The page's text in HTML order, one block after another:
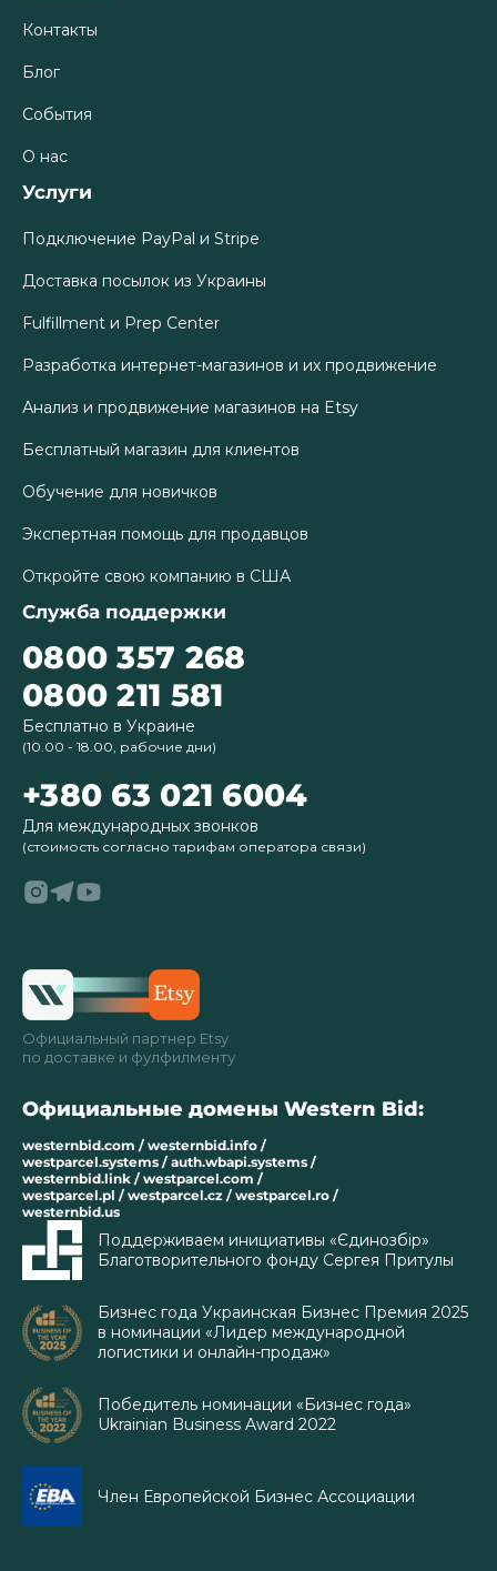
Контакты
Блог
События
О нас
Услуги
Подключение PayPal и Stripe
Доставка посылок из Украины
Fulfillment и Prep Center
Разработка интернет-магазинов и их продвижение
Анализ и продвижение магазинов на Etsy
Бесплатный магазин для клиентов
Обучение для новичков
Экспертная помощь для продавцов
Откройте свою компанию в США
Служба поддержки
0800 357 268
0800 211 581
Бесплатно в Украине
(10.00 - 18.00, рабочие дни)
+380 63 021 6004
Для международных звонков
(стоимость согласно тарифам оператора связи)
Официальный партнер Etsy
по доставке и фулфилменту
Официальные домены Western Bid:
westernbid.com / westernbid.info /
westparcel.systems / auth.wbapi.systems /
westernbid.link / westparcel.com /
westparcel.pl / westparcel.cz / westparcel.ro /
westernbid.us
Поддерживаем инициативы «Єдинозбір»
Благотворительного фонду Сергея Притулы
Бизнес года Украинская Бизнес Премия 2025
в номинации «Лидер международной
логистики и онлайн-продаж»
Победитель номинации «Бизнес года»
Ukrainian Business Award 2022
Член Европейской Бизнес Ассоциации